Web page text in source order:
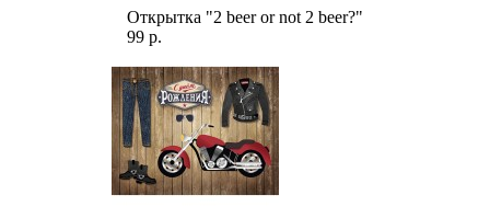
Открытка "2 beer or not 2 beer?"
99 р.